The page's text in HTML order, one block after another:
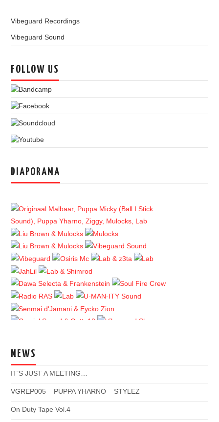
Vibeguard Recordings
Vibeguard Sound
FOLLOW US
DIAPORAMA
NEWS
IT’S JUST A MEETING…
VGREP005 – PUPPA YHARNO – STYLEZ
On Duty Tape Vol.4